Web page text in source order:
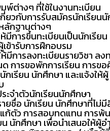
พ์ต่างๆ ที่ใช้ในงานทะเบียน
กี่ยวกับการรับสมัครนักเรียน
ลักฐานต่างๆ
มีการขึ้นทะเบียนเป็นนักเรียน
ข้ารับการฝึกอบรม
มีการลงทะเบียนรายวิชา ลง
การขอพักการเรียน การขอ
กเรียน นักศึกษา และแจ้งให้ผู้
ะจำตัวนักเรียนนักศึกษา
ยชื่อ นักเรียน นักศึกษาที่ไม่
ก้ตัว การสอบทดแทน การพ้
น นักศึกษา เพื่อนำเสนอให้ผู้อ